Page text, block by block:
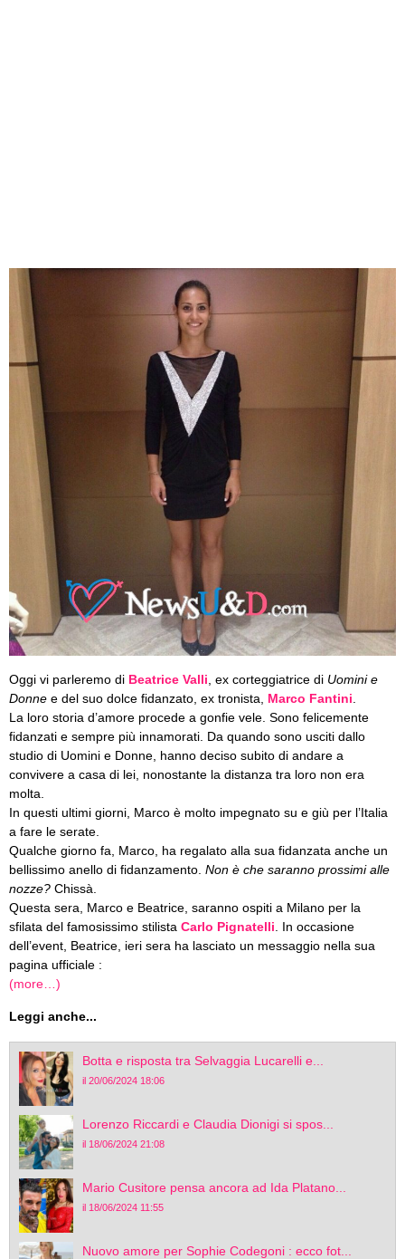
Oggi vi parleremo di Beatrice Valli , ex corteggiatrice di Uomini e
Donne e del suo dolce fidanzato, ex tronista, Marco Fantini
La loro storia d’amore procede a gonfie vele. Sono felicemente
fidanzati e sempre più innamorati. Da quando sono usciti dallo
studio di Uomini e Donne, hanno deciso subito di andare a
convivere a casa di lei, nonostante la distanza tra loro non era
molta.
In questi ultimi giorni, Marco è molto impegnato su e giù per l’Italia
a fare le serate.
Qualche giorno fa, Marco, ha regalato alla sua fidanzata anche un
bellissimo anello di fidanzamento. Non è che saranno prossimi alle
nozze? Chissà.
Questa sera, Marco e Beatrice, saranno ospiti a Milano per la
sfilata del famosissimo stilista Carlo Pignatelli . In occasione
dell’event, Beatrice, ieri sera ha lasciato un messaggio nella sua
pagina ufficiale :
(more…)
Leggi anche...
Botta e risposta tra Selvaggia Lucarelli e...
il 20/06/2024 18:06
Lorenzo Riccardi e Claudia Dionigi si spos...
il 18/06/2024 21:08
Mario Cusitore pensa ancora ad Ida Platano...
il 18/06/2024 11:55
Nuovo amore per Sophie Codegoni : ecco fot...